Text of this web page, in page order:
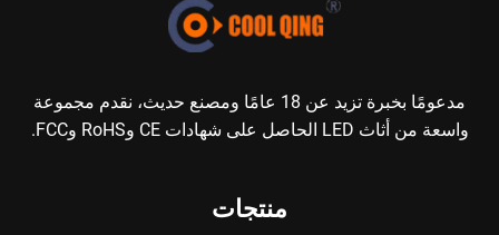
مدعومًا بخبرة تزيد عن 18 عامًا ومصنع حديث، نقدم مجموعة
واسعة من أثاث LED الحاصل على شهادات CE وRoHS وFCC.
منتجات